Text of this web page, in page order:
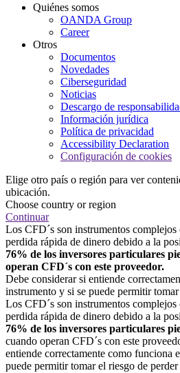
Quiénes somos
OANDA Group
Career
Otros
Documentos
Novedades
Ciberseguridad
Noticias
Descargo de
Información jurídica
Política de privacidad
Accessibility Declaration
Configuración de cookies
Elige otro país o región para ver
ubicación.
Choose country or region
Continuar
Los CFD´s son instrumentos
perdida rápida de dinero debido a la
76% de los inversores particulares
operan CFD´s con este proveedor.
Debe considerar si entiende
instrumento y si se puede permitir
Los CFD´s son instrumentos
perdida rápida de dinero debido a la
76% de los inversores particulares
cuando operan CFD´s con este
entiende correctamente como funciona
puede permitir tomar el riesgo de